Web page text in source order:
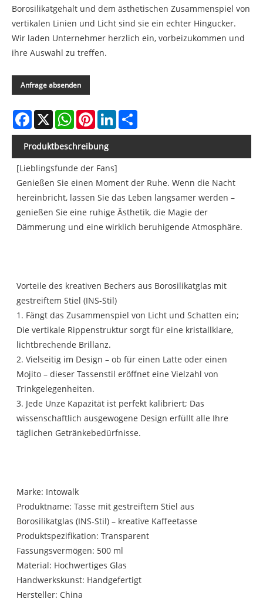
Borosilikatgehalt und dem ästhetischen Zusammenspiel von
vertikalen Linien und Licht sind sie ein echter Hingucker.
Wir laden Unternehmer herzlich ein, vorbeizukommen und
ihre Auswahl zu treffen.
Anfrage absenden
Facebook
X WhatsAppPinterestLinkedIn
Produktbeschreibung
[Lieblingsfunde der Fans]
Genießen Sie einen Moment der Ruhe. Wenn die Nacht
hereinbricht, lassen Sie das Leben langsamer werden –
genießen Sie eine ruhige Ästhetik, die Magie der
Dämmerung und eine wirklich beruhigende Atmosphäre.
Vorteile des kreativen Bechers aus Borosilikatglas mit
gestreiftem Stiel (INS-Stil)
1. Fängt das Zusammenspiel von Licht und Schatten ein;
Die vertikale Rippenstruktur sorgt für eine kristallklare,
lichtbrechende Brillanz.
2. Vielseitig im Design – ob für einen Latte oder einen
Mojito – dieser Tassenstil eröffnet eine Vielzahl von
Trinkgelegenheiten.
3. Jede Unze Kapazität ist perfekt kalibriert; Das
wissenschaftlich ausgewogene Design erfüllt alle Ihre
täglichen Getränkebedürfnisse.
Marke: Intowalk
Produktname: Tasse mit gestreiftem Stiel aus
Borosilikatglas (INS-Stil) – kreative Kaffeetasse
Produktspezifikation: Transparent
Fassungsvermögen: 500 ml
Material: Hochwertiges Glas
Handwerkskunst: Handgefertigt
Hersteller: China